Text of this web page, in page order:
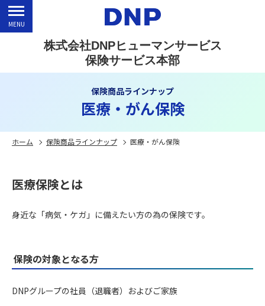
株式会社DNPヒューマンサービス
保険サービス本部
MENU
保険商品ラインナップ
医療・がん保険
ホーム 保険商品ラインナップ 医療・がん保険
医療保険とは
身近な「病気・ケガ」に備えたい方の為の保険です。
保険の対象となる方
DNPグループの社員（退職者）およびご家族